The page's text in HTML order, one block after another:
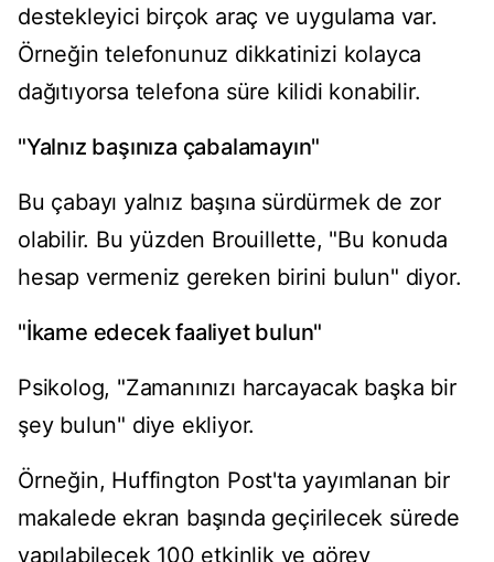
destekleyici birçok araç ve uygulama var.
Örneğin telefonunuz dikkatinizi kolayca
dağıtıyorsa telefona süre kilidi konabilir.
"Yalnız başınıza çabalamayın"
Bu çabayı yalnız başına sürdürmek de zor
olabilir. Bu yüzden Brouillette, "Bu konuda
hesap vermeniz gereken birini bulun" diyor.
"İkame edecek faaliyet bulun"
Psikolog, "Zamanınızı harcayacak başka bir
şey bulun" diye ekliyor.
Örneğin, Huffington Post'ta yayımlanan bir
makalede ekran başında geçirilecek sürede
yapılabilecek 100 etkinlik ve görev